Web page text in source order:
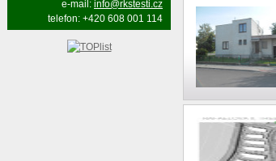
e-mail: info@rkstesti.cz
telefon: +420 608 001 114